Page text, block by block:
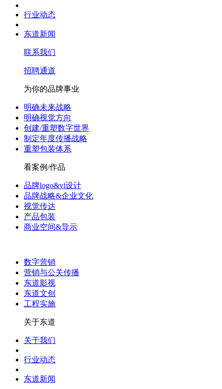
行业动态
东道新闻
联系我们
招聘通道
为你的品牌事业
明确未来战略
明确视觉方向
创建/重塑数字世界
制定年度传播战略
重塑包装体系
看案例/作品
品牌logo&vi设计
品牌战略&企业文化
视觉传达
产品包装
商业空间&导示
数字营销
营销与公关传播
东道影视
东道文创
工程实施
关于东道
关于我们
行业动态
东道新闻